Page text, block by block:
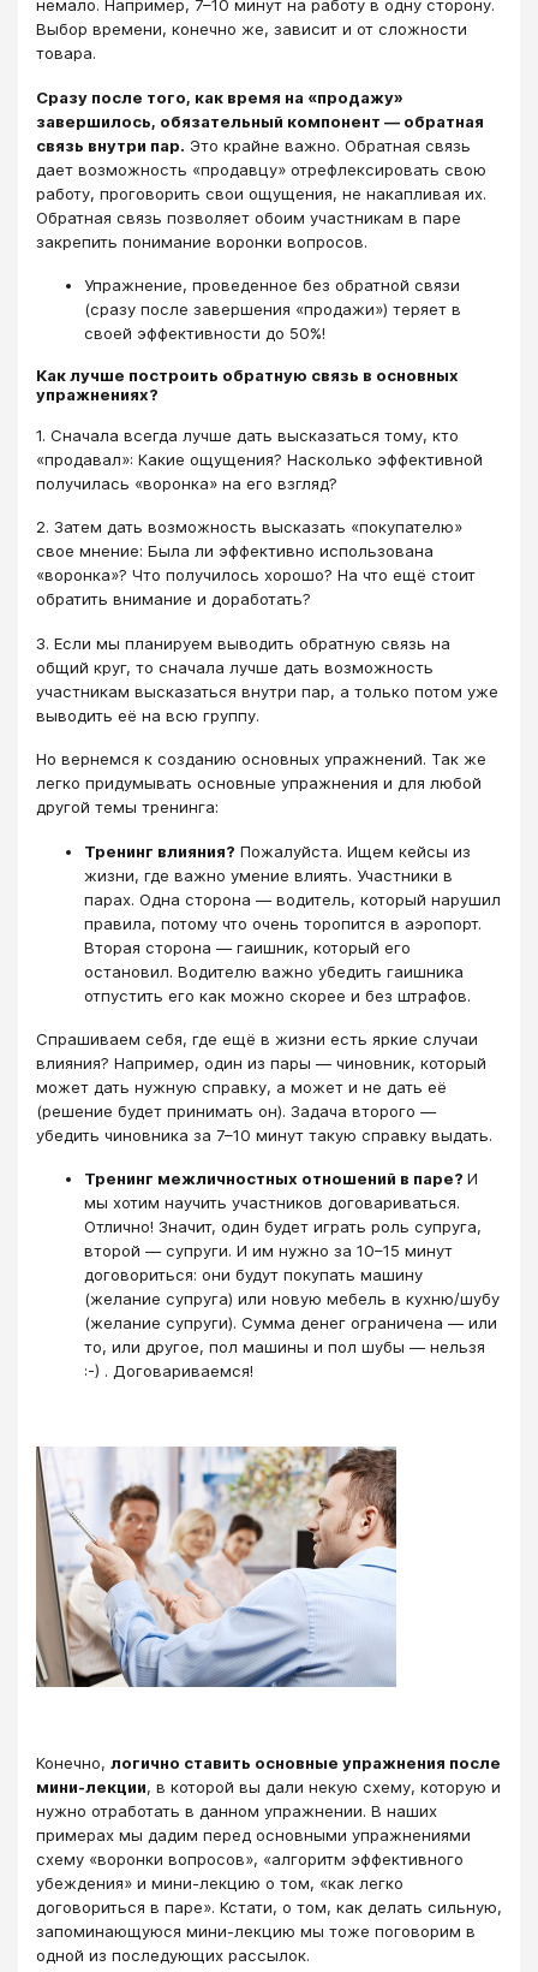
немало. Например, 7–10 минут на работу в одну сторону.
Выбор времени, конечно же, зависит и от сложности
товара.
Сразу после того, как время на «продажу»
завершилось, обязательный компонент — обратная
связь внутри пар. Это крайне важно. Обратная связь
дает возможность «продавцу» отрефлексировать свою
работу, проговорить свои ощущения, не накапливая их.
Обратная связь позволяет обоим участникам в паре
закрепить понимание воронки вопросов.
Упражнение, проведенное без обратной связи
(сразу после завершения «продажи») теряет в
своей эффективности до 50%!
Как лучше построить обратную связь в основных
упражнениях?
1. Сначала всегда лучше дать высказаться тому, кто
«продавал»: Какие ощущения? Насколько эффективной
получилась «воронка» на его взгляд?
2. Затем дать возможность высказать «покупателю»
свое мнение: Была ли эффективно использована
«воронка»? Что получилось хорошо? На что ещё стоит
обратить внимание и доработать?
3. Если мы планируем выводить обратную связь на
общий круг, то сначала лучше дать возможность
участникам высказаться внутри пар, а только потом уже
выводить её на всю группу.
Но вернемся к созданию основных упражнений. Так же
легко придумывать основные упражнения и для любой
другой темы тренинга:
Тренинг влияния? Пожалуйста. Ищем кейсы из
жизни, где важно умение влиять. Участники в
парах. Одна сторона — водитель, который нарушил
правила, потому что очень торопится в аэропорт.
Вторая сторона — гаишник, который его
остановил. Водителю важно убедить гаишника
отпустить его как можно скорее и без штрафов.
Спрашиваем себя, где ещё в жизни есть яркие случаи
влияния? Например, один из пары — чиновник, который
может дать нужную справку, а может и не дать её
(решение будет принимать он). Задача второго —
убедить чиновника за 7–10 минут такую справку выдать.
Тренинг межличностных отношений в паре? И
мы хотим научить участников договариваться.
Отлично! Значит, один будет играть роль супруга,
второй — супруги. И им нужно за 10–15 минут
договориться: они будут покупать машину
(желание супруга) или новую мебель в кухню/шубу
(желание супруги). Сумма денег ограничена — или
то, или другое, пол машины и пол шубы — нельзя
:-) . Договариваемся!
Конечно, логично ставить основные упражнения после
мини-лекции, в которой вы дали некую схему, которую и
нужно отработать в данном упражнении. В наших
примерах мы дадим перед основными упражнениями
схему «воронки вопросов», «алгоритм эффективного
убеждения» и мини-лекцию о том, «как легко
договориться в паре». Кстати, о том, как делать сильную,
запоминающуюся мини-лекцию мы тоже поговорим в
одной из последующих рассылок.